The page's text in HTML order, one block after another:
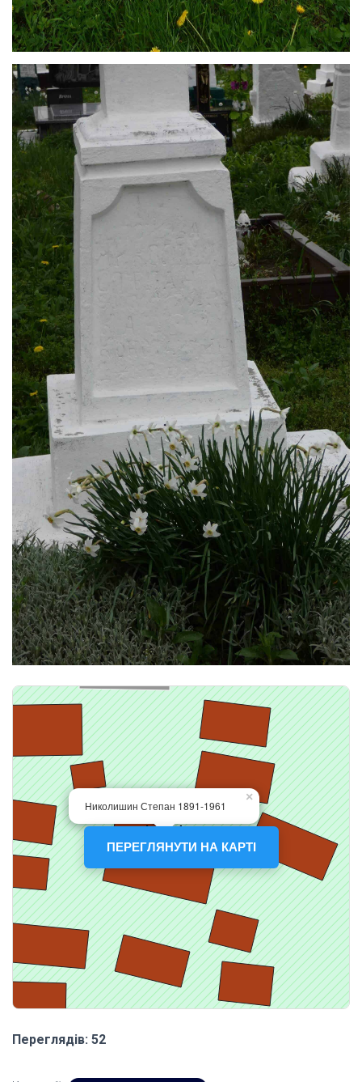
ПЕРЕГЛЯНУТИ НА КАРТІ
Переглядів: 52